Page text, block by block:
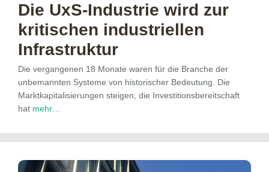
Die UxS-Industrie wird zur
kritischen industriellen
Infrastruktur
Die vergangenen 18 Monate waren für die Branche der
unbemannten Systeme von historischer Bedeutung. Die
Marktkapitalisierungen steigen, die Investitionsbereitschaft
hat mehr…